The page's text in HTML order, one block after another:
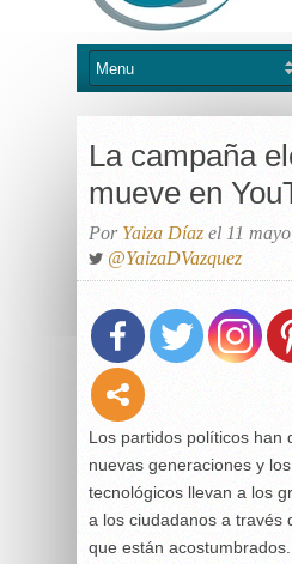
La campaña
mueve en
Por Yaiza Díaz el 11
@YaizaDVazquez
Los partidos políticos han
nuevas generaciones y
tecnológicos llevan a los
a los ciudadanos a través
que están